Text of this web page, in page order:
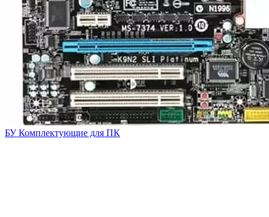
БУ Комплектующие для ПК